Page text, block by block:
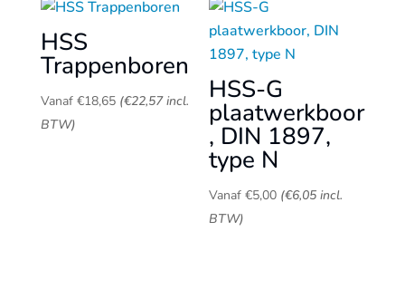
HSS
Trappenboren
Vanaf €18,65 (€22,57incl.
BTW)
HSS-G
plaatwerkboor
, DIN 1897,
type N
Vanaf €5,00 (€6,05 incl.
BTW)